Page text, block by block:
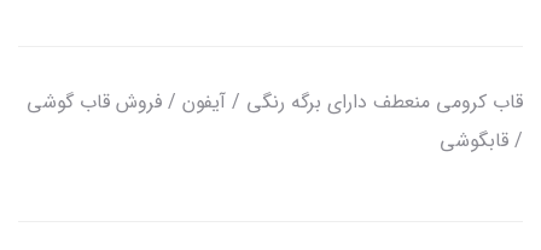
قاب کرومی منعطف دارای برگه رنگی / آیفون / فروش قاب گوشی
/ قابگوشی